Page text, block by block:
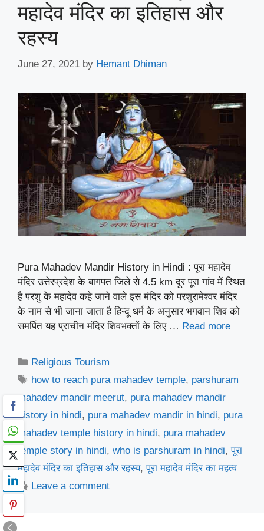
महादेव मंदिर का इतिहास और
रहस्य
June 27, 2021 by Hemant Dhiman
Pura Mahadev Mandir History in Hindi : पूरा महादेव
मंदिर उत्तेरप्रदेश के बागपत जिले से 4.5 km दूर पूरा गांव में स्थित
है परशु के महादेव कहे जाने वाले इस मंदिर को परशुरामेश्वर मंदिर
के नाम से भी जाना जाता है हिन्दू धर्म के अनुसार भगवान शिव को
समर्पित यह प्राचीन मंदिर शिवभक्तों के लिए … Read more
Categories
Religious Tourism
Tags
how to reach pura mahadev temple, parshuram
mahadev mandir meerut, pura mahadev mandir
history in hindi, pura mahadev mandir in hindi, pura
mahadev temple history in hindi, pura mahadev
temple story in hindi, who is parshuram in hindi,पूरा
महादेव मंदिर का इतिहास और रहस्य,पूरा महादेव मंदिर का महत्व
Leave a comment